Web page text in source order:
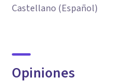
Castellano (Español)
Opiniones